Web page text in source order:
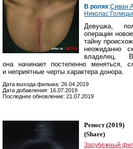
В ролях:Сиван
Николас
Девушка,
операции
тайну
неожиданно
владелец.
она начинает постепенно меняться,
и неприятные черты характера донора.
Дата выхода фильма: 26.04.2019
Дата добавления: 16.07.2019
Последнее обновление: 21.07.2019
Репост(2019)
(Share)
Зарубежный